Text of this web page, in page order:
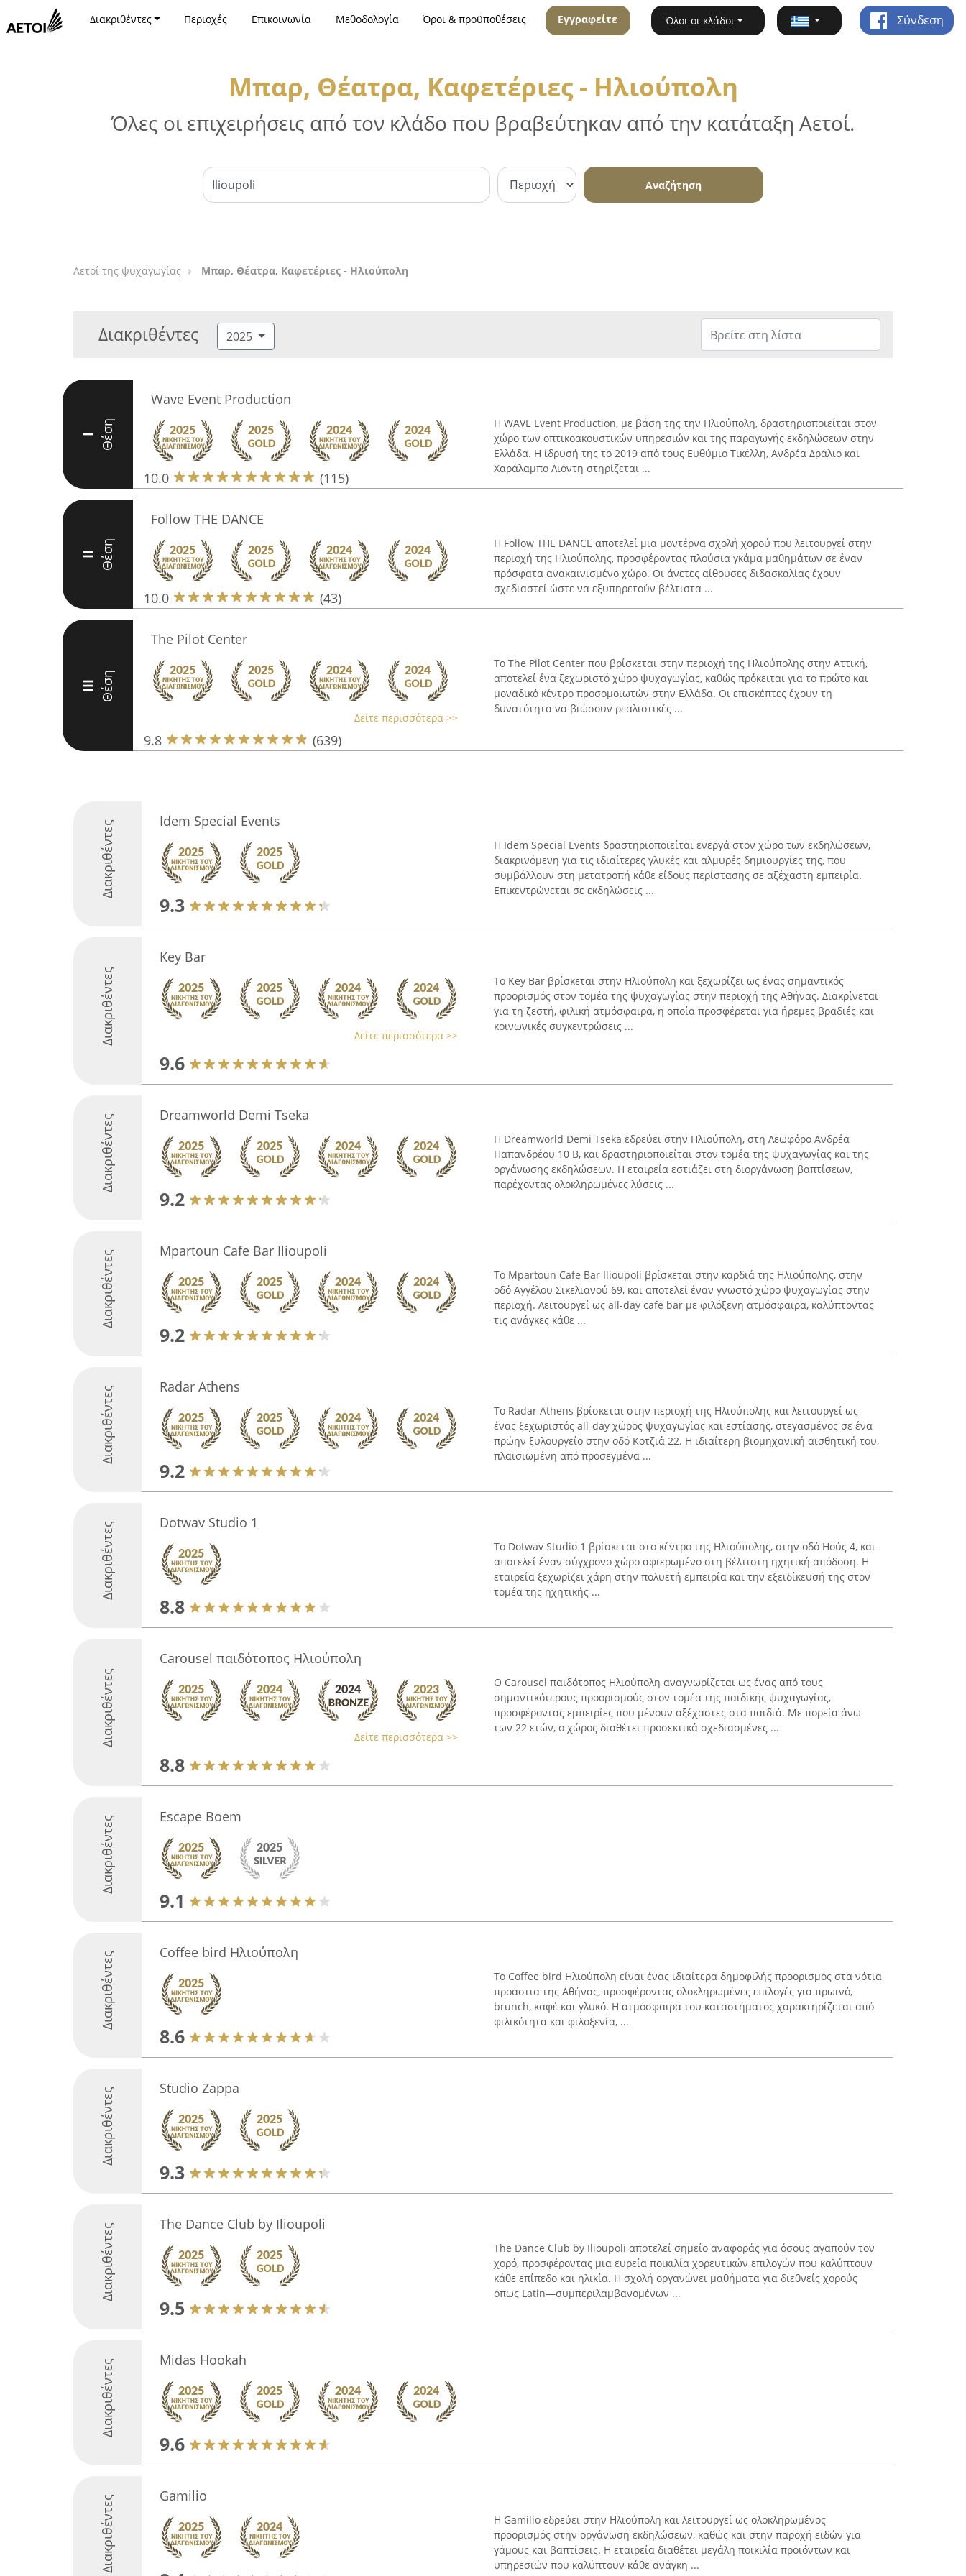
Διακριθέντες Περιοχές Επικοινωνία Μεθοδολογία Όροι & προϋποθέσεις Εγγραφείτε Όλοι οι κλάδοι Σύνδεση
Μπαρ, Θέατρα, Καφετέριες - Ηλιούπολη
Όλες οι επιχειρήσεις από τον κλάδο που βραβεύτηκαν από την κατάταξη Αετοί.
Αναζήτηση
Αετοί της ψυχαγωγίας Μπαρ, Θέατρα, Καφετέριες - Ηλιούπολη
Διακριθέντες 2025
I Θέση
Wave Event Production
10.0 (115)
Η WAVE Event Production, με βάση της την Ηλιούπολη, δραστηριοποιείται στον
χώρο των οπτικοακουστικών υπηρεσιών και της παραγωγής εκδηλώσεων στην
Ελλάδα. Η ίδρυσή της το 2019 από τους Ευθύμιο Τικέλλη, Ανδρέα Δράλιο και
Χαράλαμπο Λιόντη στηρίζεται ...
II Θέση
Follow ΤΗΕ DANCE
10.0 (43)
Η Follow THE DANCE αποτελεί μια μοντέρνα σχολή χορού που λειτουργεί στην
περιοχή της Ηλιούπολης, προσφέροντας πλούσια γκάμα μαθημάτων σε έναν
πρόσφατα ανακαινισμένο χώρο. Οι άνετες αίθουσες διδασκαλίας έχουν
σχεδιαστεί ώστε να εξυπηρετούν βέλτιστα ...
III Θέση
The Pilot Center
Δείτε περισσότερα >>
9.8 (639)
Το The Pilot Center που βρίσκεται στην περιοχή της Ηλιούπολης στην Αττική,
αποτελεί ένα ξεχωριστό χώρο ψυχαγωγίας, καθώς πρόκειται για το πρώτο και
μοναδικό κέντρο προσομοιωτών στην Ελλάδα. Οι επισκέπτες έχουν τη
δυνατότητα να βιώσουν ρεαλιστικές ...
Διακριθέντες Idem Special Events
9.3
Η Idem Special Events δραστηριοποιείται ενεργά στον χώρο των εκδηλώσεων,
διακρινόμενη για τις ιδιαίτερες γλυκές και αλμυρές δημιουργίες της, που
συμβάλλουν στη μετατροπή κάθε είδους περίστασης σε αξέχαστη εμπειρία.
Επικεντρώνεται σε εκδηλώσεις ...
Διακριθέντες
Key Bar
Δείτε περισσότερα >>
9.6
Το Key Bar βρίσκεται στην Ηλιούπολη και ξεχωρίζει ως ένας σημαντικός
προορισμός στον τομέα της ψυχαγωγίας στην περιοχή της Αθήνας. Διακρίνεται
για τη ζεστή, φιλική ατμόσφαιρα, η οποία προσφέρεται για ήρεμες βραδιές και
κοινωνικές συγκεντρώσεις ...
Διακριθέντες Dreamworld Demi Tseka
9.2
Η Dreamworld Demi Tseka εδρεύει στην Ηλιούπολη, στη Λεωφόρο Ανδρέα
Παπανδρέου 10 Β, και δραστηριοποιείται στον τομέα της ψυχαγωγίας και της
οργάνωσης εκδηλώσεων. Η εταιρεία εστιάζει στη διοργάνωση βαπτίσεων,
παρέχοντας ολοκληρωμένες λύσεις ...
Διακριθέντες Mpartoun Cafe Bar Ilioupoli
9.2
Το Mpartoun Cafe Bar Ilioupoli βρίσκεται στην καρδιά της Ηλιούπολης, στην
οδό Αγγέλου Σικελιανού 69, και αποτελεί έναν γνωστό χώρο ψυχαγωγίας στην
περιοχή. Λειτουργεί ως all-day cafe bar με φιλόξενη ατμόσφαιρα, καλύπτοντας
τις ανάγκες κάθε ...
Διακριθέντες Radar Athens
9.2
Το Radar Athens βρίσκεται στην περιοχή της Ηλιούπολης και λειτουργεί ως
ένας ξεχωριστός all-day χώρος ψυχαγωγίας και εστίασης, στεγασμένος σε ένα
πρώην ξυλουργείο στην οδό Κοτζιά 22. Η ιδιαίτερη βιομηχανική αισθητική του,
πλαισιωμένη από προσεγμένα ...
Διακριθέντες Dotwav Studio 1
8.8
Το Dotwav Studio 1 βρίσκεται στο κέντρο της Ηλιούπολης, στην οδό Ηούς 4, και
αποτελεί έναν σύγχρονο χώρο αφιερωμένο στη βέλτιστη ηχητική απόδοση. Η
εταιρεία ξεχωρίζει χάρη στην πολυετή εμπειρία και την εξειδίκευσή της στον
τομέα της ηχητικής ...
Διακριθέντες
Carousel παιδότοπος Ηλιούπολη
Δείτε περισσότερα >>
8.8
Ο Carousel παιδότοπος Ηλιούπολη αναγνωρίζεται ως ένας από τους
σημαντικότερους προορισμούς στον τομέα της παιδικής ψυχαγωγίας,
προσφέροντας εμπειρίες που μένουν αξέχαστες στα παιδιά. Με πορεία άνω
των 22 ετών, ο χώρος διαθέτει προσεκτικά σχεδιασμένες ...
Διακριθέντες Escape Boem
9.1
Διακριθέντες Coffee bird Ηλιούπολη
8.6
Το Coffee bird Ηλιούπολη είναι ένας ιδιαίτερα δημοφιλής προορισμός στα νότια
προάστια της Αθήνας, προσφέροντας ολοκληρωμένες επιλογές για πρωινό,
brunch, καφέ και γλυκό. Η ατμόσφαιρα του καταστήματος χαρακτηρίζεται από
φιλικότητα και φιλοξενία, ...
Διακριθέντες Studio Zappa
9.3
Διακριθέντες The Dance Club by Ilioupoli
9.5
The Dance Club by Ilioupoli αποτελεί σημείο αναφοράς για όσους αγαπούν τον
χορό, προσφέροντας μια ευρεία ποικιλία χορευτικών επιλογών που καλύπτουν
κάθε επίπεδο και ηλικία. Η σχολή οργανώνει μαθήματα για διεθνείς χορούς
όπως Latin—συμπεριλαμβανομένων ...
Διακριθέντες Midas Hookah
9.6
Διακριθέντες Gamilio
Η Gamilio εδρεύει στην Ηλιούπολη και λειτουργεί ως ολοκληρωμένος
προορισμός στην οργάνωση εκδηλώσεων, καθώς και στην παροχή ειδών για
γάμους και βαπτίσεις. Η εταιρεία διαθέτει μεγάλη ποικιλία προϊόντων και
υπηρεσιών που καλύπτουν κάθε ανάγκη ...